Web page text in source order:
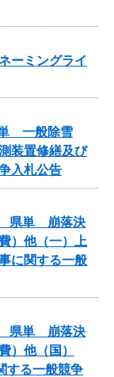
ーミングライ
一般除雪
装置修繕及び
入札公告
県単 崩落決
）他（一）上
に関する一般
県単 崩落決
）他（国）
する一般競争